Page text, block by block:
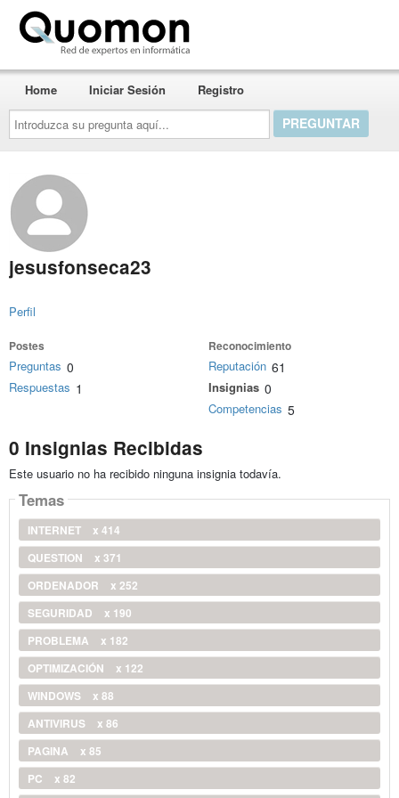
Introduzca
su
pregunta
aquí...
Home Iniciar Sesión Registro
jesusfonseca23
Perfil
Postes
Preguntas 0
Respuestas 1
Reconocimiento
Reputación 61
Insignias 0
Competencias 5
0 Insignias Recibidas
Este usuario no ha recibido ninguna insignia todavía.
Temas
INTERNET
x 414
QUESTION
x 371
ORDENADOR
x 252
SEGURIDAD
x 190
PROBLEMA
x 182
OPTIMIZACIÓN
x 122
WINDOWS
x 88
ANTIVIRUS
x 86
PAGINA
x 85
PC
x 82